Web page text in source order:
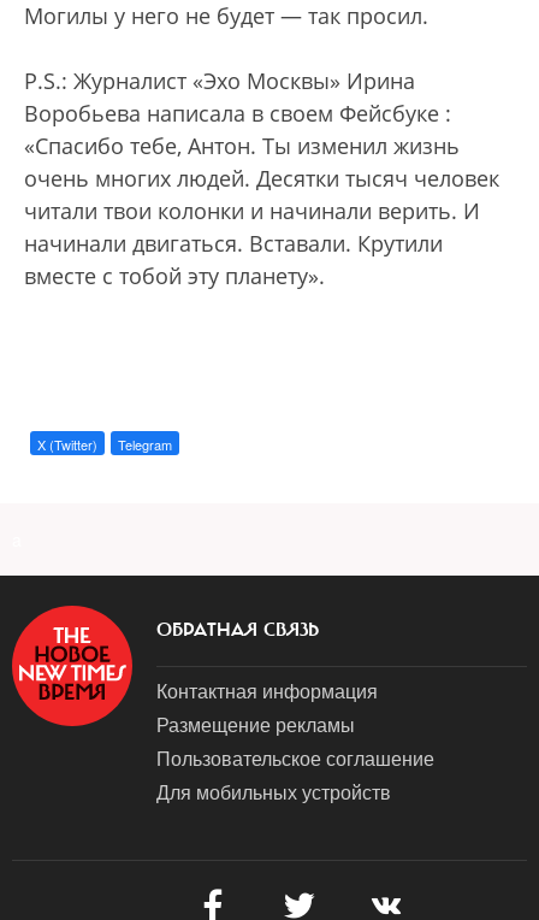
Могилы у него не будет — так просил.
P.S.: Журналист «Эхо Москвы» Ирина
Воробьева написала в своем Фейсбуке :
«Спасибо тебе, Антон. Ты изменил жизнь
очень многих людей. Десятки тысяч человек
читали твои колонки и начинали верить. И
начинали двигаться. Вставали. Крутили
вместе с тобой эту планету».
X (Twitter) Telegram
ОБРАТНАЯ СВЯЗЬ
Контактная информация
Размещение рекламы
Пользовательское соглашение
Для мобильных устройств